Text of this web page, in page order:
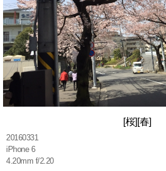
[桜][春]
20160331
iPhone 6
4.20mm f/2.20